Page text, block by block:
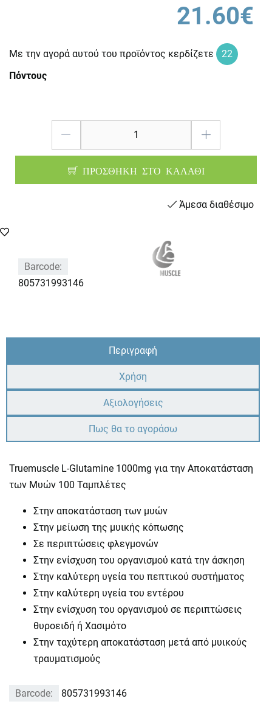
21.60€
Με την αγορά αυτού του προϊόντος κερδίζετε
22
Πόντους
ΠΡΟΣΘΗΚΗ ΣΤΟ ΚΑΛΑΘΙ
Άμεσα διαθέσιμο
Barcode:
805731993146
Περιγραφή
Χρήση
Αξιολογήσεις
Πως θα το αγοράσω
Truemuscle L-Glutamine 1000mg για την Αποκατάσταση
των Μυών 100 Ταμπλέτες
Στην αποκατάσταση των μυών
Στην μείωση της μυικής κόπωσης
Σε περιπτώσεις φλεγμονών
Στην ενίσχυση του οργανισμού κατά την άσκηση
Στην καλύτερη υγεία του πεπτικού συστήματος
Στην καλύτερη υγεία του εντέρου
Στην ενίσχυση του οργανισμού σε περιπτώσεις
θυροειδή ή Χασιμότο
Στην ταχύτερη αποκατάσταση μετά από μυικούς
τραυματισμούς
Barcode: 805731993146